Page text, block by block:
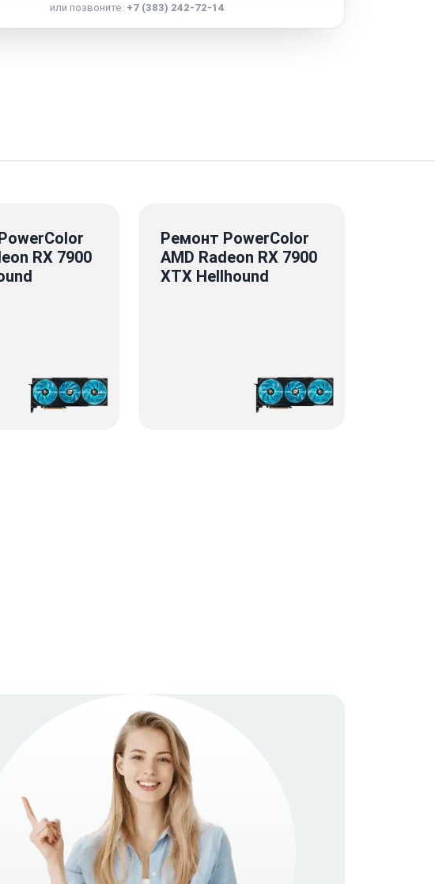
или позвоните: +7 (383) 242-72-14
RX 7900
Ремонт PowerColor
AMD Radeon RX 7900
XTX Hellhound